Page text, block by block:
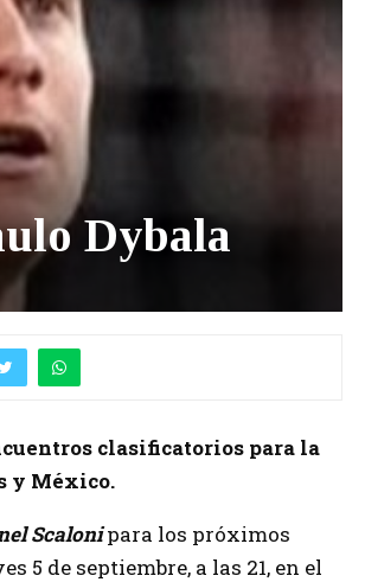
Dybala
clasificatorios para la
y México.
Scalonipara los próximos
5 de septiembre, a las 21, en el